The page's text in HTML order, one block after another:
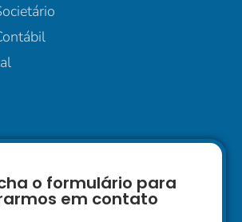
o formulário para
em contato